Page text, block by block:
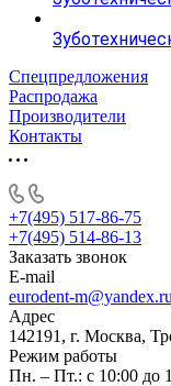
Спецпредложения
Распродажа
Производители
Контакты
+7(495) 517-86-75
+7(495) 514-86-13
Заказать звонок
E-mail
eurodent-m@yandex.ru
Адрес
142191, г. Москва,
Режим работы
Пн. – Пт.: с 10:00 до